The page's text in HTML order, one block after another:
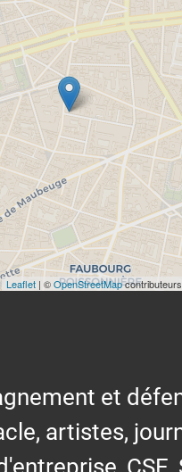
Leaflet| ©OpenStreetMap
et
artistes,